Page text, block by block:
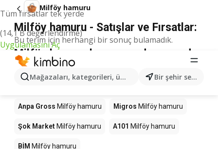
Tüm fırsatlar tek yerde
(14,1 B değerlendirme)
Uygulamasını Aç
Mağazaları, kategorileri, ürünleri arayın... Bir şehir seçin
Milföy hamuru
Milföy hamuru - Satışlar ve Fırsatlar:
Bu terim için herhangi bir sonuç bulamadık.
Milföy hamuru kampanyada - nereden
alınır?
Anpa Gross Milföy hamuru Migros Milföy hamuru
Şok Market Milföy hamuru A101 Milföy hamuru
BİM Milföy hamuru